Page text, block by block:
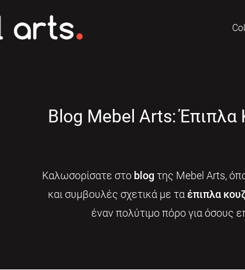
Blog Mebel Arts: Έπιπλα
Καλωσορίσατε στο blogτης Mebel Arts,
και συμβουλές σχετικά με τα έπιπλα
έναν πολύτιμο πόρο για όσους